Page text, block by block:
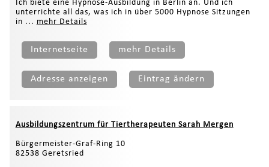
Ich biete eine Hypnose-Ausbildung in Berlin an. Und ich
unterrichte all das, was ich in über 5000 Hypnose Sitzungen
in ... mehr Details
Internetseite mehr Details
Adresse anzeigen Eintrag ändern
Ausbildungszentrum für Tiertherapeuten Sarah Mergen
Bürgermeister-Graf-Ring 10
82538 Geretsried